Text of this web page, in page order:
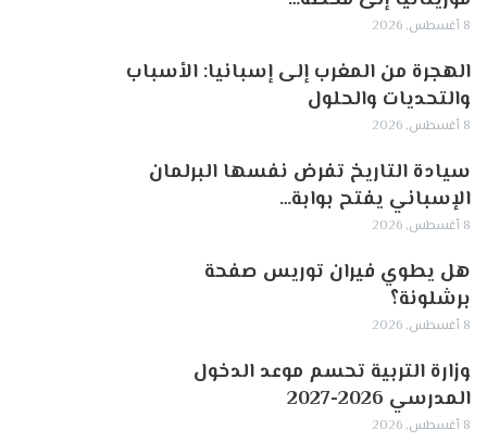
8 أغسطس, 2026
الهجرة من المغرب إلى إسبانيا: الأسباب
والتحديات والحلول
8 أغسطس, 2026
سيادة التاريخ تفرض نفسها البرلمان
الإسباني يفتح بوابة…
8 أغسطس, 2026
هل يطوي فيران توريس صفحة
برشلونة؟
8 أغسطس, 2026
وزارة التربية تحسم موعد الدخول
المدرسي 2026-2027
8 أغسطس, 2026